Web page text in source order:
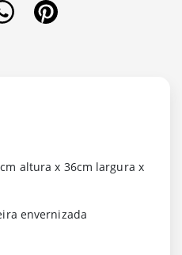
altura x 36cm largura x
envernizada